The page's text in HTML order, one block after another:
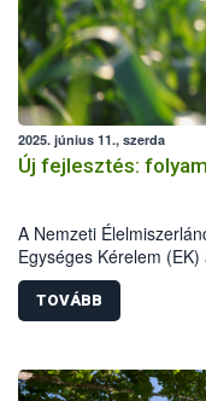
2025. június 11., szerda
Új fejlesztés:
A Nemzeti
Egységes Kérelem
összehangolását. Az
átemelésre kerülnek a
megadott adatok az
TOVÁBB